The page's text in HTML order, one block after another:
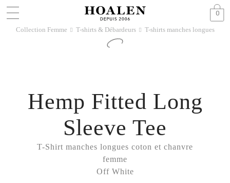
0
Collection Femme 􀆊 T-shirts & Débardeurs 􀆊 T-shirts manches longues
T-Shirt manches longues coton et chanvre
femme
Off White
Hemp Fitted Long
Sleeve Tee